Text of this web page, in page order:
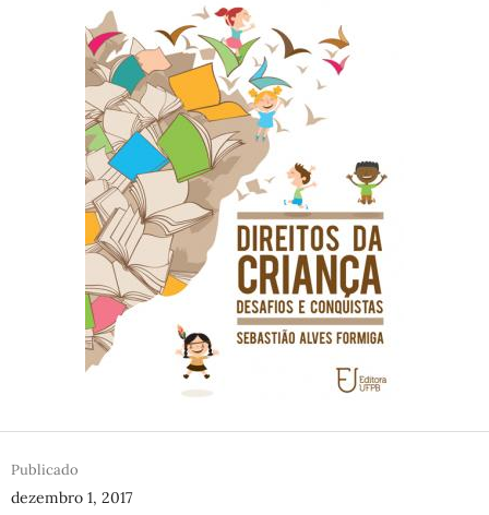
Publicado
dezembro 1, 2017